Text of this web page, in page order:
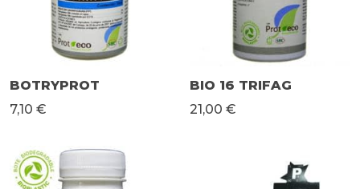
BOTRYPROT
7,10 €
BIO 16 TRIFAG
21,00 €